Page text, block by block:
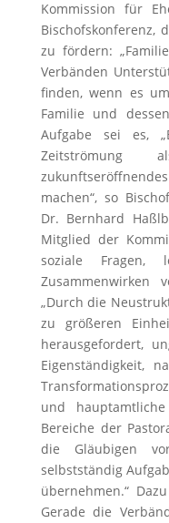
Kommission für
Bischofskonferenz,
zu fördern:
Verbänden
finden, wenn es
Familie und
Aufgabe sei es,
Zeitströmung
machen“, so
Dr. Bernhard
Mitglied der
soziale
Zusammenwirken
„Durch die
zu größeren
herausgefordert,
Eigenständigkeit,
und
Bereiche der
die Gläubigen
selbstständig
übernehmen.“
Gerade die